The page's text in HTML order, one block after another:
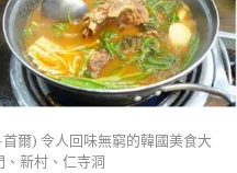
爾) 令人回味無窮的韓國美食大
新村、仁寺洞